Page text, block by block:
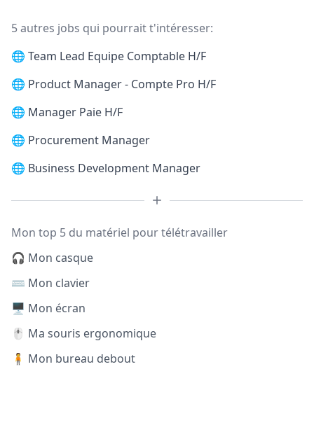
5 autres jobs qui pourrait t'intéresser:
🌐 Team Lead Equipe Comptable H/F
🌐 Product Manager - Compte Pro H/F
🌐 Manager Paie H/F
🌐 Procurement Manager
🌐 Business Development Manager
Mon top 5 du matériel pour télétravailler
🎧 Mon casque
⌨️ Mon clavier
🖥️ Mon écran
🖱️ Ma souris ergonomique
🧍 Mon bureau debout